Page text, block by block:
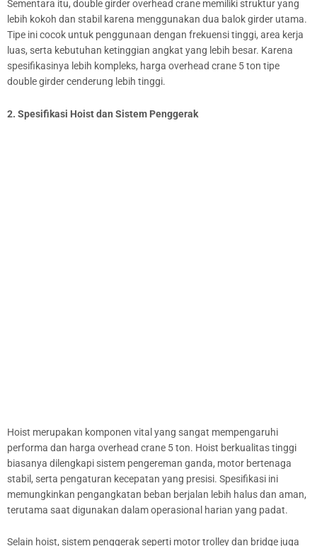
Sementara itu, double girder overhead crane memiliki struktur yang
lebih kokoh dan stabil karena menggunakan dua balok girder utama.
Tipe ini cocok untuk penggunaan dengan frekuensi tinggi, area kerja
luas, serta kebutuhan ketinggian angkat yang lebih besar. Karena
spesifikasinya lebih kompleks, harga overhead crane 5 ton tipe
double girder cenderung lebih tinggi.
2. Spesifikasi Hoist dan Sistem Penggerak
Hoist merupakan komponen vital yang sangat mempengaruhi
performa dan harga overhead crane 5 ton. Hoist berkualitas tinggi
biasanya dilengkapi sistem pengereman ganda, motor bertenaga
stabil, serta pengaturan kecepatan yang presisi. Spesifikasi ini
memungkinkan pengangkatan beban berjalan lebih halus dan aman,
terutama saat digunakan dalam operasional harian yang padat.
Selain hoist, sistem penggerak seperti motor trolley dan bridge juga